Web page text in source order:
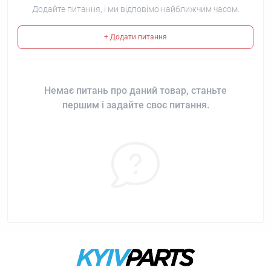
Додайте питання, і ми відповімо найближчим часом.
+ Додати питання
Немає питань про даний товар, станьте
першим і задайте своє питання.